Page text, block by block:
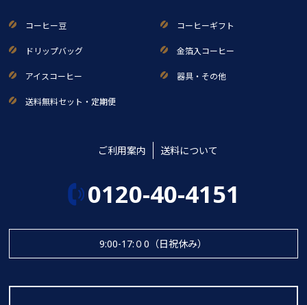
コーヒー豆 コーヒーギフト
ドリップバッグ 金箔入コーヒー
アイスコーヒー 器具・その他
送料無料セット・定期便
ご利用案内 送料について
0120-40-4151
9:00-17:０0（日祝休み）